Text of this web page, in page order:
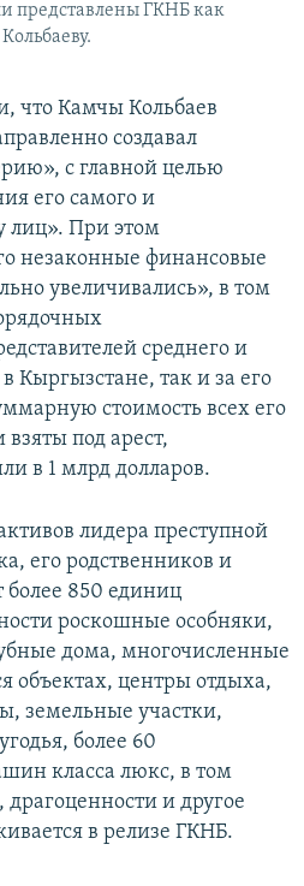
представлены ГКНБ как
что Камчы Кольбаев
создавал
с главной целью
его самого и
При этом
незаконные финансовые
увеличивались», в том
среднего и
Кыргызстане, так и за его
стоимость всех его
под арест,
в 1 млрд долларов.
лидера преступной
его родственников и
850 единиц
роскошные особняки,
дома, многочисленные
объектах, центры отдыха,
земельные участки,
более 60
класса люкс, в том
и другое
в релизе ГКНБ.